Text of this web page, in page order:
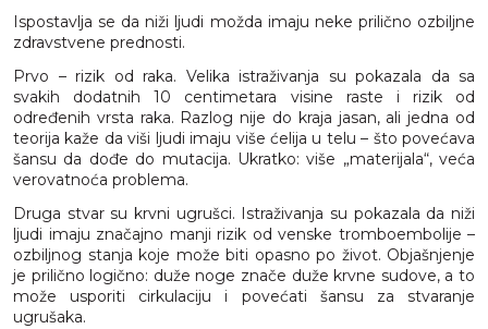
Ispostavlja se da niži ljudi možda imaju neke prilično ozbiljne
zdravstvene prednosti.
Prvo – rizik od raka. Velika istraživanja su pokazala da sa
svakih dodatnih 10 centimetara visine raste i rizik od
određenih vrsta raka. Razlog nije do kraja jasan, ali jedna od
teorija kaže da viši ljudi imaju više ćelija u telu – što povećava
šansu da dođe do mutacija. Ukratko: više „materijala“, veća
verovatnoća problema.
Druga stvar su krvni ugrušci. Istraživanja su pokazala da niži
ljudi imaju značajno manji rizik od venske tromboembolije –
ozbiljnog stanja koje može biti opasno po život. Objašnjenje
je prilično logično: duže noge znače duže krvne sudove, a to
može usporiti cirkulaciju i povećati šansu za stvaranje
ugrušaka.